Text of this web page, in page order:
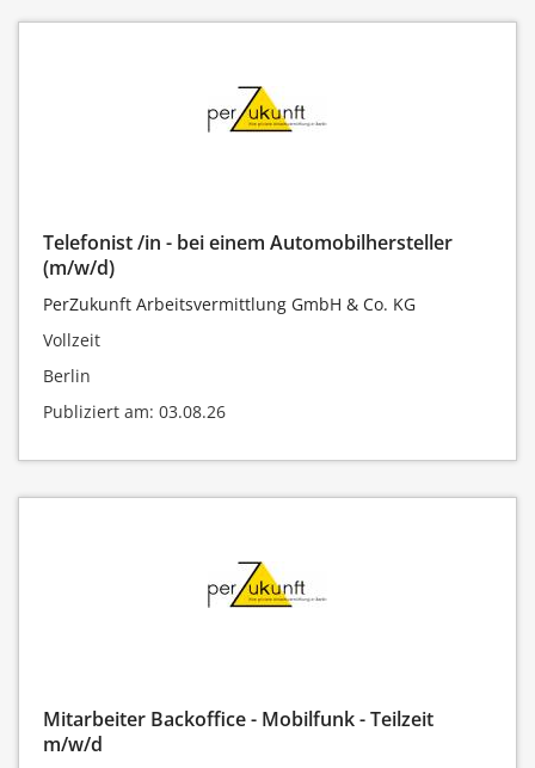
Telefonist /in - bei einem Automobilhersteller
(m/w/d)
PerZukunft Arbeitsvermittlung GmbH & Co. KG
Vollzeit
Berlin
Publiziert am: 03.08.26
Mitarbeiter Backoffice - Mobilfunk - Teilzeit
m/w/d